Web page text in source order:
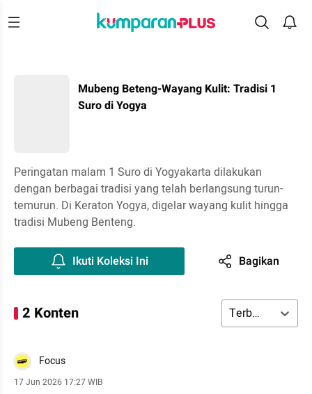
Mubeng Beteng-Wayang Kulit: Tradisi 1
Suro di Yogya
Peringatan malam 1 Suro di Yogyakarta dilakukan
dengan berbagai tradisi yang telah berlangsung turun-
temurun. Di Keraton Yogya, digelar wayang kulit hingga
tradisi Mubeng Benteng.
Ikuti Koleksi Ini Bagikan
2 Konten Terbaru
Focus
17 Jun 2026 17:27 WIB